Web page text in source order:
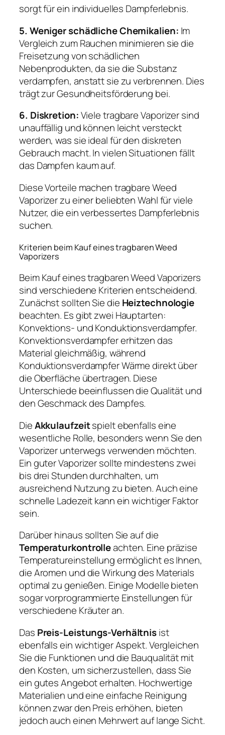
sorgt für ein individuelles Dampferlebnis.
5. Weniger schädliche Chemikalien: Im
Vergleich zum Rauchen minimieren sie die
Freisetzung von schädlichen
Nebenprodukten, da sie die Substanz
verdampfen, anstatt sie zu verbrennen. Dies
trägt zur Gesundheitsförderung bei.
6. Diskretion:Viele tragbare Vaporizer sind
unauffällig und können leicht versteckt
werden, was sie ideal für den diskreten
Gebrauch macht. In vielen Situationen fällt
das Dampfen kaum auf.
Diese Vorteile machen tragbare Weed
Vaporizer zu einer beliebten Wahl für viele
Nutzer, die ein verbessertes Dampferlebnis
suchen.
Kriterien beim Kauf eines tragbaren Weed
Vaporizers
Beim Kauf eines tragbaren Weed Vaporizers
sind verschiedene Kriterien entscheidend.
Zunächst sollten Sie die Heiztechnologie
beachten. Es gibt zwei Hauptarten:
Konvektions- und Konduktionsverdampfer.
Konvektionsverdampfer erhitzen das
Material gleichmäßig, während
Konduktionsverdampfer Wärme direkt über
die Oberfläche übertragen. Diese
Unterschiede beeinflussen die Qualität und
den Geschmack des Dampfes.
DieAkkulaufzeitspielt ebenfalls eine
wesentliche Rolle, besonders wenn Sie den
Vaporizer unterwegs verwenden möchten.
Ein guter Vaporizer sollte mindestens zwei
bis drei Stunden durchhalten, um
ausreichend Nutzung zu bieten. Auch eine
schnelle Ladezeit kann ein wichtiger Faktor
sein.
Darüber hinaus sollten Sie auf die
Temperaturkontrolleachten. Eine präzise
Temperatureinstellung ermöglicht es Ihnen,
die Aromen und die Wirkung des Materials
optimal zu genießen. Einige Modelle bieten
sogar vorprogrammierte Einstellungen für
verschiedene Kräuter an.
Das Preis-Leistungs-Verhältnisist
ebenfalls ein wichtiger Aspekt. Vergleichen
Sie die Funktionen und die Bauqualität mit
den Kosten, um sicherzustellen, dass Sie
ein gutes Angebot erhalten. Hochwertige
Materialien und eine einfache Reinigung
können zwar den Preis erhöhen, bieten
jedoch auch einen Mehrwert auf lange Sicht.